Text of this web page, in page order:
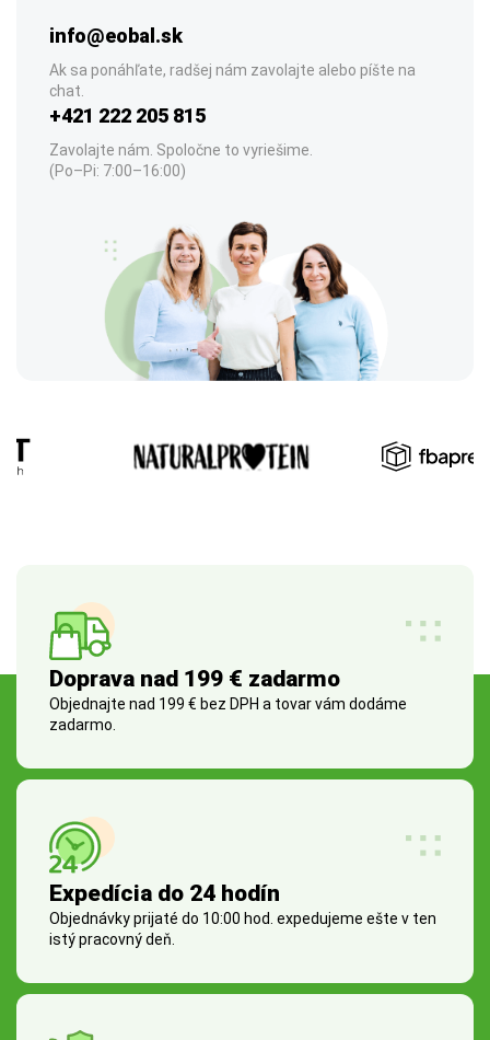
info@eobal.sk
Ak sa ponáhľate, radšej nám zavolajte alebo píšte na
chat.
+421 222 205 815
Zavolajte nám. Spoločne to vyriešime.
(Po–Pi: 7:00–16:00)
Doprava nad 199 € zadarmo
Objednajte nad 199 € bez DPH a tovar vám dodáme
zadarmo.
Expedícia do 24 hodín
Objednávky prijaté do 10:00 hod. expedujeme ešte v ten
istý pracovný deň.